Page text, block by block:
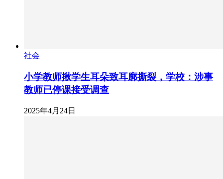
社会
小学教师揪学生耳朵致耳廓撕裂，学校：涉事
教师已停课接受调查
2025年4月24日